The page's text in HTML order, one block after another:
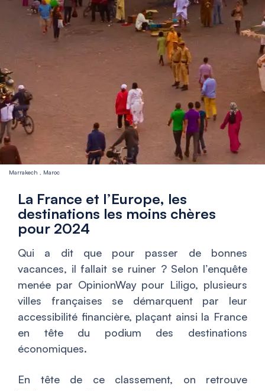
Marrakech , Maroc
La France et l’Europe, les
destinations les moins chères
pour 2024
Qui a dit que pour passer de bonnes
vacances, il fallait se ruiner ? Selon l’enquête
menée par OpinionWay pour Liligo, plusieurs
villes françaises se démarquent par leur
accessibilité financière, plaçant ainsi la France
en tête du podium des destinations
économiques.
En tête de ce classement, on retrouve